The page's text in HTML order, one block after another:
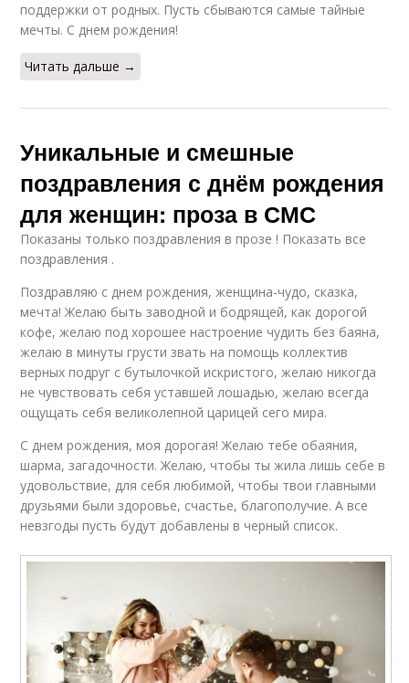
поддержки от родных. Пусть сбываются самые тайные
мечты. С днем рождения!
Читать дальше →
Уникальные и смешные
поздравления с днём рождения
для женщин: проза в СМС
Показаны только поздравления в прозе ! Показать все
поздравления .
Поздравляю с днем рождения, женщина-чудо, сказка,
мечта! Желаю быть заводной и бодрящей, как дорогой
кофе, желаю под хорошее настроение чудить без баяна,
желаю в минуты грусти звать на помощь коллектив
верных подруг с бутылочкой искристого, желаю никогда
не чувствовать себя уставшей лошадью, желаю всегда
ощущать себя великолепной царицей сего мира.
С днем рождения, моя дорогая! Желаю тебе обаяния,
шарма, загадочности. Желаю, чтобы ты жила лишь себе в
удовольствие, для себя любимой, чтобы твои главными
друзьями были здоровье, счастье, благополучие. А все
невзгоды пусть будут добавлены в черный список.